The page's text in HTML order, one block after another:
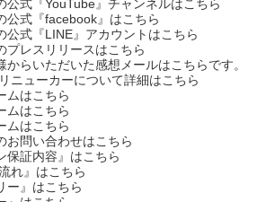
公式『YouTube』チャンネルはこちら
公式『facebook』はこちら
公式『LINE』アカウントはこちら
プレスリリースはこちら
からいただいた感想メールはこちらです。
ニューカーについて詳細はこちら
ムはこちら
ムはこちら
ムはこちら
お問い合わせはこちら
保証内容』はこちら
れ』はこちら
ー』はこちら